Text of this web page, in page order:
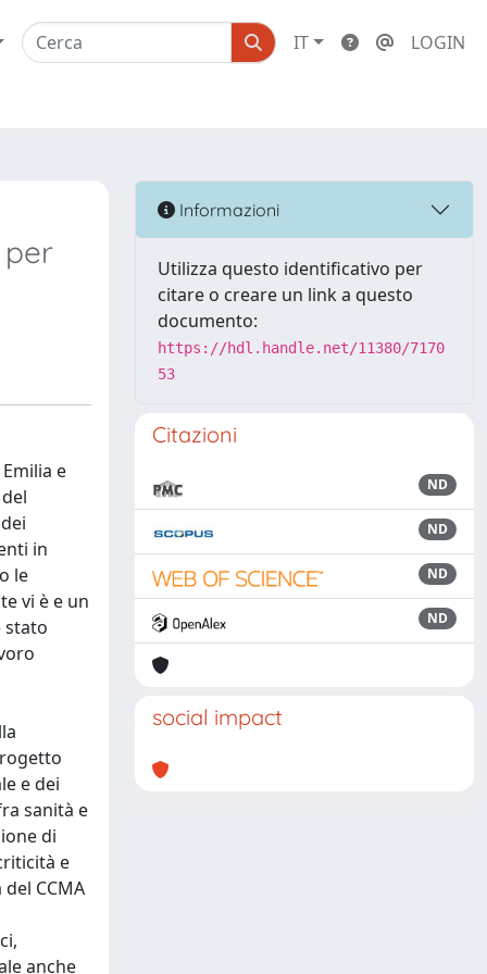
IT LOGIN
per
e
in
le
vi è e un
stato
e dei
sanità e
di
e
CCMA
anche
Informazioni
Utilizza questo identificativo per
citare o creare un link a questo
documento:
https://hdl.handle.net/11380/7170
53
Citazioni
ND
ND
ND
ND
social impact